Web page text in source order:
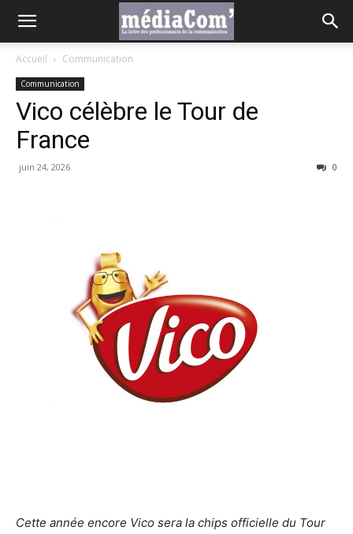
Accueil Communication
Communication
Vico célèbre le Tour de
France
juin 24, 2026 0
Cette année encore Vico sera la chips officielle du Tour